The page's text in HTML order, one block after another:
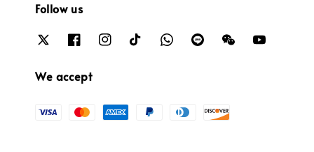
Follow us
We accept